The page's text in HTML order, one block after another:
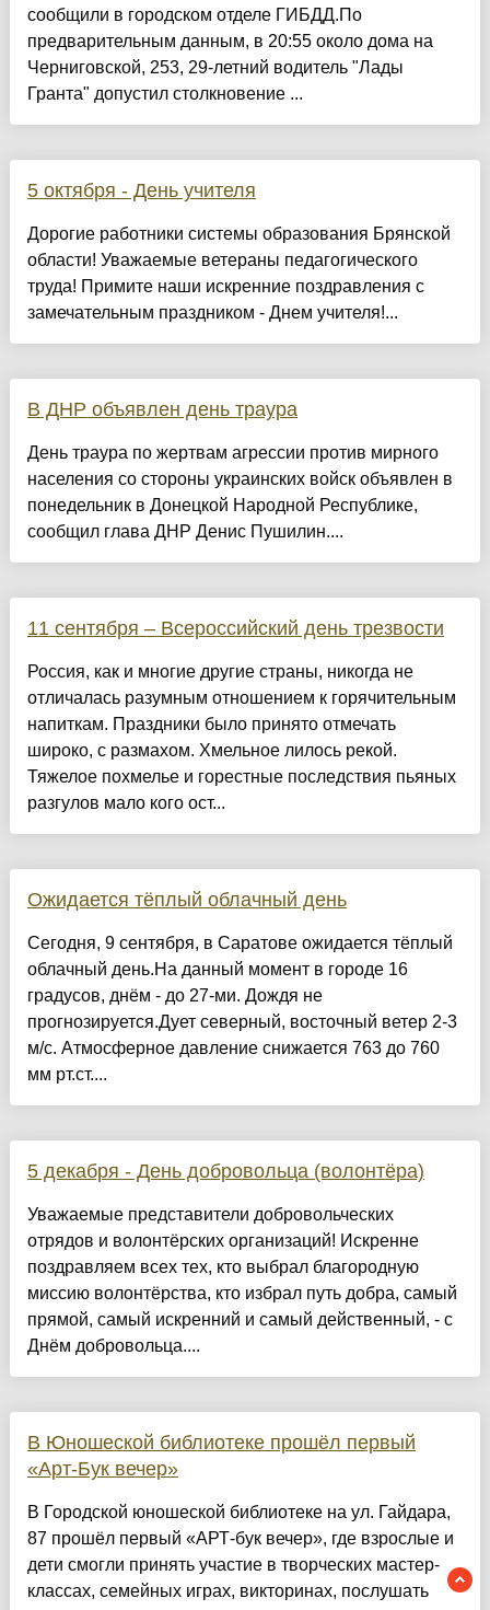
сообщили в городском отделе ГИБДД.По
предварительным данным, в 20:55 около дома на
Черниговской, 253, 29-летний водитель "Лады
Гранта" допустил столкновение ...
5 октября - День учителя
Дорогие работники системы образования Брянской
области! Уважаемые ветераны педагогического
труда! Примите наши искренние поздравления с
замечательным праздником - Днем учителя!...
В ДНР объявлен день траура
День траура по жертвам агрессии против мирного
населения со стороны украинских войск объявлен в
понедельник в Донецкой Народной Республике,
сообщил глава ДНР Денис Пушилин....
11 сентября – Всероссийский день трезвости
Россия, как и многие другие страны, никогда не
отличалась разумным отношением к горячительным
напиткам. Праздники было принято отмечать
широко, с размахом. Хмельное лилось рекой.
Тяжелое похмелье и горестные последствия пьяных
разгулов мало кого ост...
Ожидается тёплый облачный день
Сегодня, 9 сентября, в Саратове ожидается тёплый
облачный день.На данный момент в городе 16
градусов, днём - до 27-ми. Дождя не
прогнозируется.Дует северный, восточный ветер 2-3
м/с. Атмосферное давление снижается 763 до 760
мм рт.ст....
5 декабря - День добровольца (волонтёра)
Уважаемые представители добровольческих
отрядов и волонтёрских организаций! Искренне
поздравляем всех тех, кто выбрал благородную
миссию волонтёрства, кто избрал путь добра, самый
прямой, самый искренний и самый действенный, - с
Днём добровольца....
В Юношеской библиотеке прошёл первый
«Арт-Бук вечер»
В Городской юношеской библиотеке на ул. Гайдара,
87 прошёл первый «АРТ-бук вечер», где взрослые и
дети смогли принять участие в творческих мастер-
классах, семейных играх, викторинах, послушать